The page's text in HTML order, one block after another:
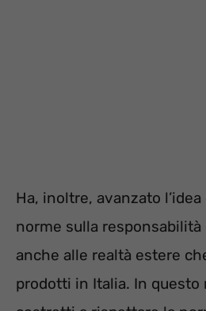
Ha, inoltre, avanzato
norme sulla
anche alle realtà estere
prodotti in Italia. In questo